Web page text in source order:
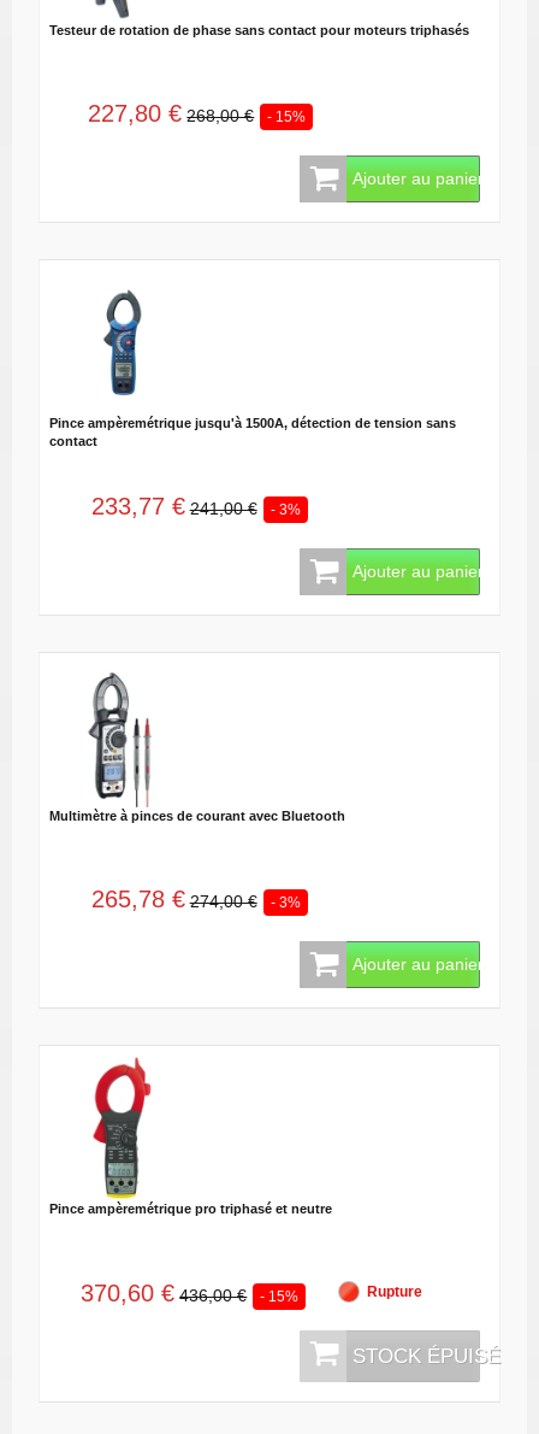
Testeur de rotation de phase sans contact pour moteurs triphasés
227,80 € 268,00 € - 15%
Ajouter au panier
Pince ampèremétrique jusqu'à 1500A, détection de tension sans
contact
233,77 € 241,00 € - 3%
Ajouter au panier
Multimètre à pinces de courant avec Bluetooth
265,78 € 274,00 € - 3%
Ajouter au panier
Pince ampèremétrique pro triphasé et neutre
370,60 € 436,00 € - 15% Rupture
STOCK ÉPUISÉ